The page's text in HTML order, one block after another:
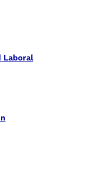
Laboral